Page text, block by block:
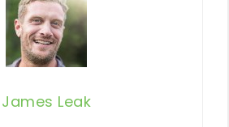
James Leak